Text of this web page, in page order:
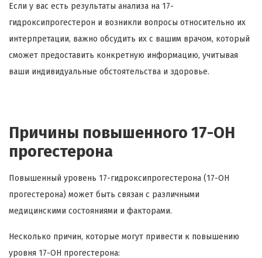
Если у вас есть результаты анализа на 17-
гидроксипрогестерон и возникли вопросы относительно их
интерпретации, важно обсудить их с вашим врачом, который
сможет предоставить конкретную информацию, учитывая
ваши индивидуальные обстоятельства и здоровье.
Причины повышенного 17-ОН
прогестерона
Повышенный уровень 17-гидроксипрогестерона (17-OH
прогестерона) может быть связан с различными
медицинскими состояниями и факторами.
Несколько причин, которые могут привести к повышению
уровня 17-ОН прогестерона: